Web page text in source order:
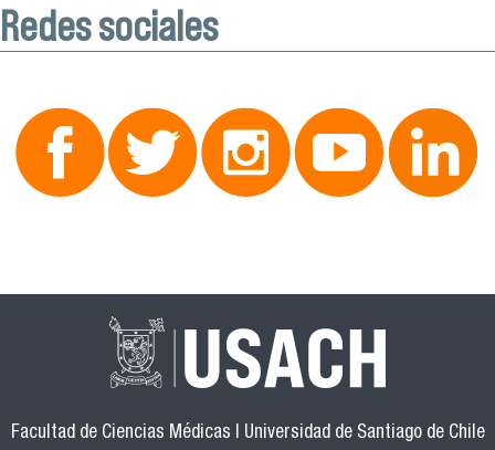
Redes sociales
Facultad de Ciencias Médicas | Universidad de Santiago de Chile